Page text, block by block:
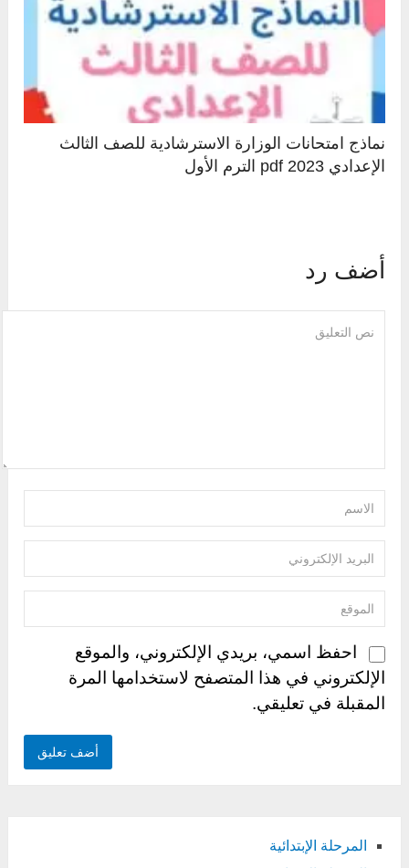
نماذج امتحانات الوزارة الاسترشادية للصف الثالث
الإعدادي pdf 2023 الترم الأول
أضف رد
احفظ اسمي، بريدي الإلكتروني، والموقع
الإلكتروني في هذا المتصفح لاستخدامها المرة
المقبلة في تعليقي.
المرحلة الإبتدائية